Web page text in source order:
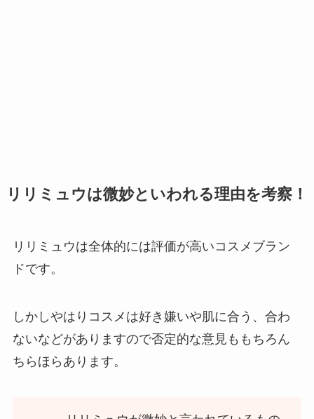
リリミュウは微妙といわれる理由を考察！
リリミュウは全体的には評価が高いコスメブラン
ドです。
しかしやはりコスメは好き嫌いや肌に合う、合わ
ないなどがありますので否定的な意見ももちろん
ちらほらあります。